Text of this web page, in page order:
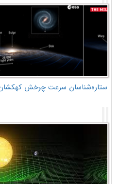
ستاره‌شناسان سرعت چرخش کهکشان